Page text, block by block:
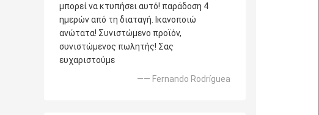
μπορεί να κτυπήσει αυτό! παράδοση 4
ημερών από τη διαταγή. Ικανοποιώ
ανώτατα! Συνιστώμενο προϊόν,
συνιστώμενος πωλητής! Σας
ευχαριστούμε
—— Fernando Rodríguea